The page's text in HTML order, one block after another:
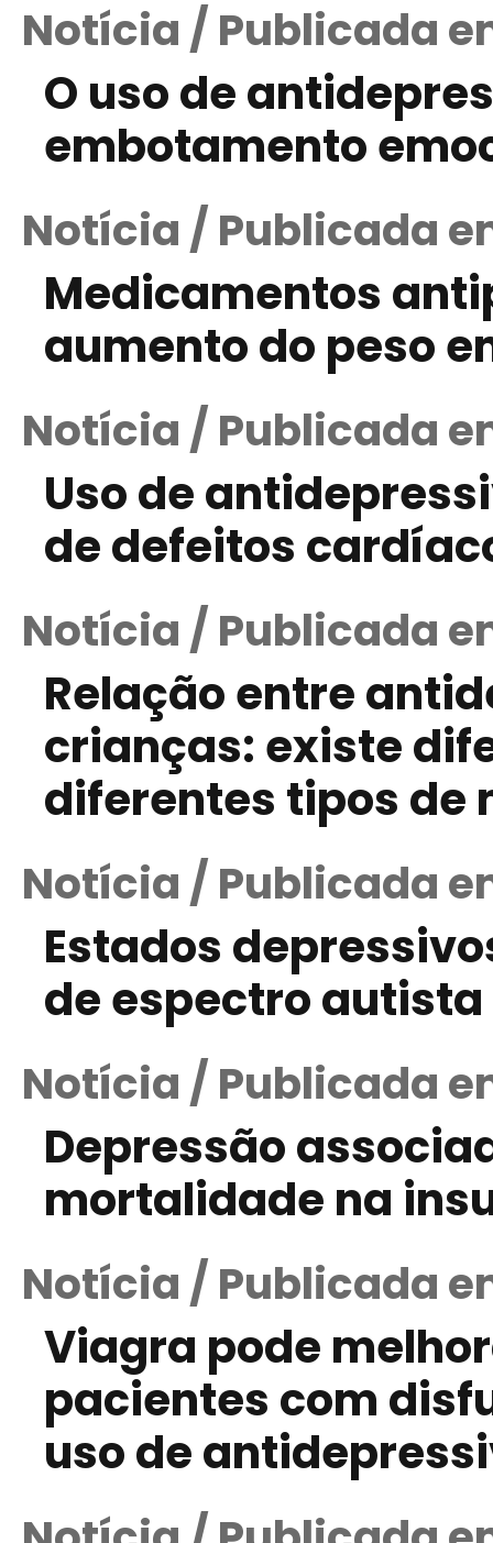
Notícia / Publicada
O uso de
embotamento
Notícia / Publicada
Medicamentos
aumento do peso
Notícia / Publicada
Uso de
de defeitos
Notícia / Publicada
Relação entre
crianças: existe
diferentes tipos de
Notícia / Publicada
Estados
de espectro
Notícia / Publicada
Depressão
mortalidade na
Notícia / Publicada
Viagra pode
pacientes com
uso de